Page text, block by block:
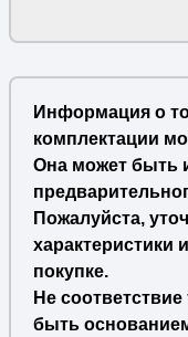
Информация о
комплектации
Она может быть
Пожалуйста,
характеристики
покупке.
Не
быть